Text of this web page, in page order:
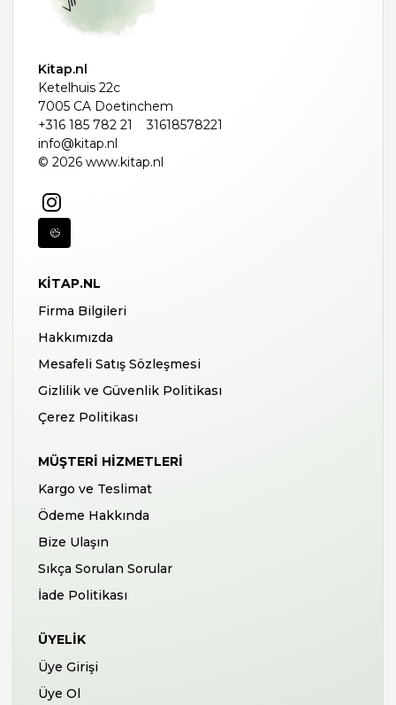
Kitap.nl
Ketelhuis 22c
7005 CA Doetinchem
+316 185 782 21
31618578221
info@kitap.nl
© 2026 www.kitap.nl
KITAP.NL
Firma Bilgileri
Hakkımızda
Mesafeli Satış Sözleşmesi
Gizlilik ve Güvenlik Politikası
Çerez Politikası
MÜŞTERI HIZMETLERI
Kargo ve Teslimat
Ödeme Hakkında
Bize Ulaşın
Sıkça Sorulan Sorular
İade Politikası
ÜYELIK
Üye Girişi
Üye Ol